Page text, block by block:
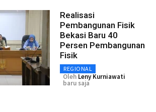
Realisasi
Pembangunan Fisik
Bekasi Baru 40
Persen Pembangunan
Fisik
REGIONAL
Oleh Leny Kurniawati
baru saja